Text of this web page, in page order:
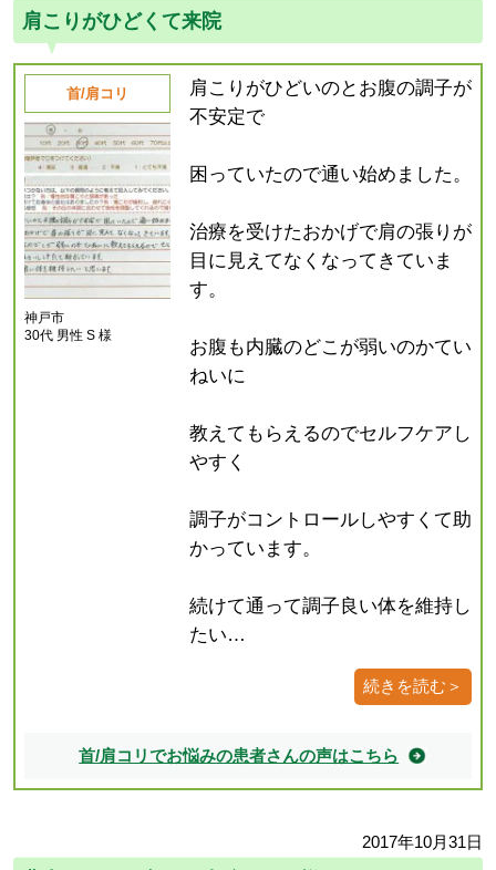
肩こりがひどくて来院
首/肩コリ
神戸市
30代 男性 S 様
肩こりがひどいのとお腹の調子が
不安定で
困っていたので通い始めました。
治療を受けたおかげで肩の張りが
目に見えてなくなってきていま
す。
お腹も内臓のどこが弱いのかてい
ねいに
教えてもらえるのでセルフケアし
やすく
調子がコントロールしやすくて助
かっています。
続けて通って調子良い体を維持し
たい…
続きを読む＞
首/肩コリでお悩みの患者さんの声はこちら
2017年10月31日